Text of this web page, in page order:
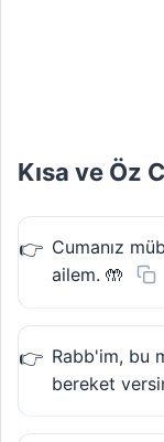
Kısa ve Öz
Cumanız
ailem. 🤲
Rabb'im, bu
bereket